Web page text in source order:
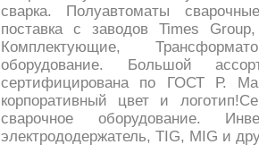
сварка. Полуавтоматы
поставка с заводов Times
Комплектующие,
оборудование. Большой
сертифицирована по ГОСТ Р.
корпоративный цвет и
сварочное оборудование.
электрододержатель, TIG, MIG и